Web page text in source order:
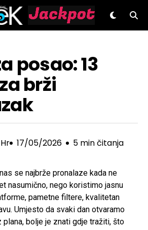
GeeK.hr
posao: 13
brži
17/05/2026 5 min čitanja
se najbrže pronalaze kada ne
nasumično, nego koristimo jasnu
pametne filtere, kvalitetan
Umjesto da svaki dan otvaramo
bolje je znati gdje tražiti, što